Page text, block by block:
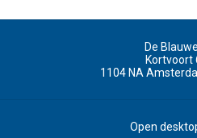
De
Kortvoort
1104 NA
Open